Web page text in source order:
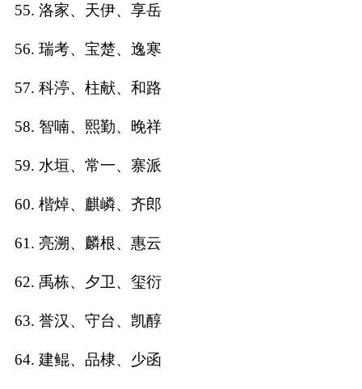
55. 洛家、天伊、享岳
56. 瑞考、宝楚、逸寒
57. 科渟、柱献、和路
58. 智喃、熙勤、晚祥
59. 水垣、常一、寨派
60. 楷焯、麒嶙、齐郎
61. 亮溯、麟根、惠云
62. 禹栋、夕卫、玺衍
63. 誉汉、守台、凯醇
64. 建鲲、品棣、少函